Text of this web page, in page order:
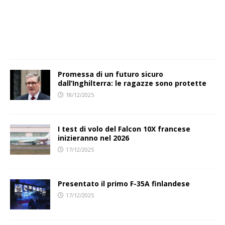
Promessa di un futuro sicuro
dall’Inghilterra: le ragazze sono protette
18/12/2025
I test di volo del Falcon 10X francese
inizieranno nel 2026
17/12/2025
Presentato il primo F-35A finlandese
17/12/2025